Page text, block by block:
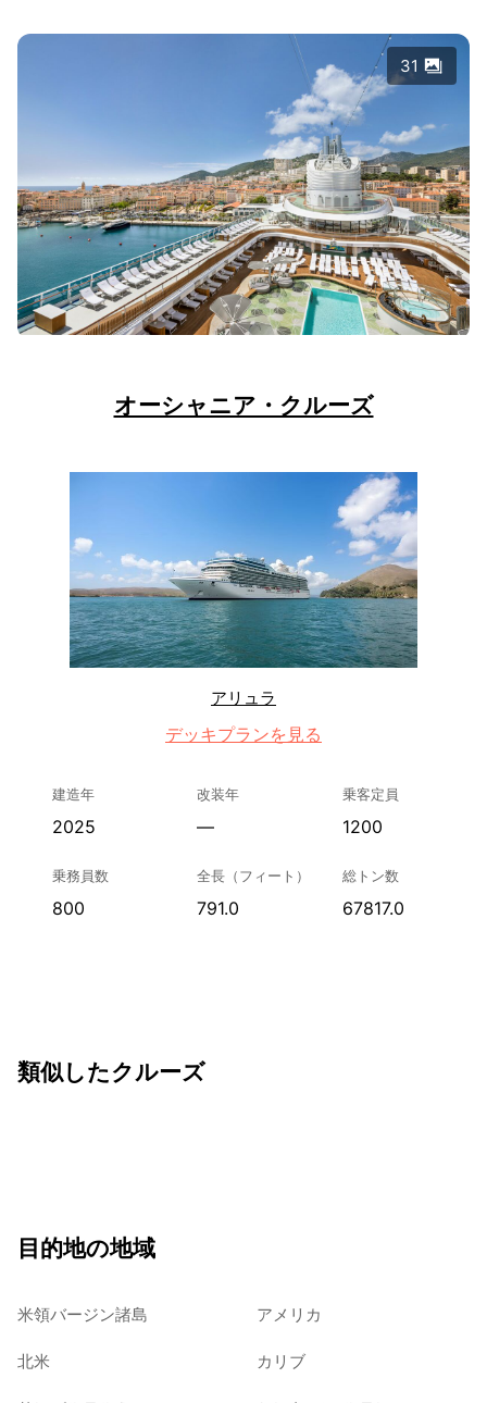
31
オーシャニア・クルーズ
アリュラ
デッキプランを見る
建造年
2025
改装年
—
乗客定員
1200
乗務員数
800
全長（フィート）
791.0
総トン数
67817.0
類似したクルーズ
目的地の地域
米領バージン諸島 アメリカ
北米 カリブ